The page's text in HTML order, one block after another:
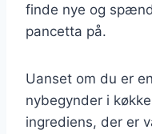
finde nye og
pancetta på.
Uanset om du er
nybegynder i
ingrediens, der er